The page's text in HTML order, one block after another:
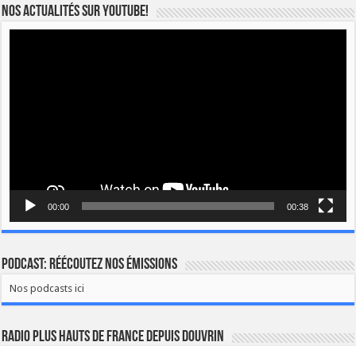
Nos actualités sur YOUTUBE!
00:00 00:38
Podcast: Réécoutez nos émissions
Nos podcasts ici
Radio Plus Hauts de France depuis Douvrin